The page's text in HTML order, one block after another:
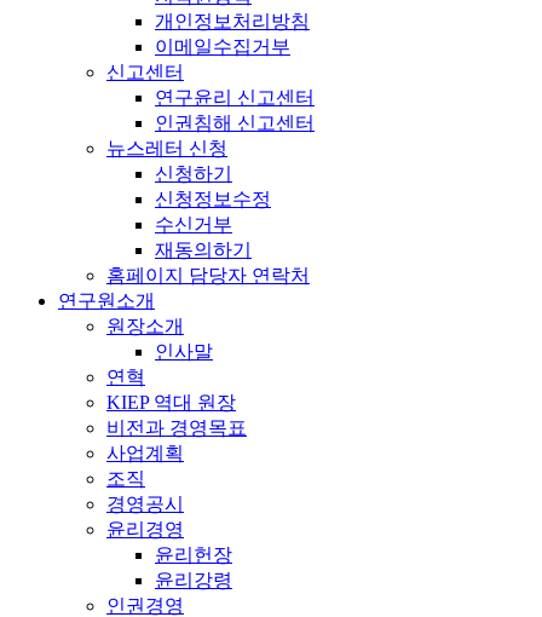
개인정보처리방침
이메일수집거부
신고센터
연구윤리 신고센터
인권침해 신고센터
뉴스레터 신청
신청하기
신청정보수정
수신거부
재동의하기
홈페이지 담당자 연락처
연구원소개
원장소개
인사말
연혁
KIEP 역대 원장
비전과 경영목표
사업계획
조직
경영공시
윤리경영
윤리헌장
윤리강령
인권경영